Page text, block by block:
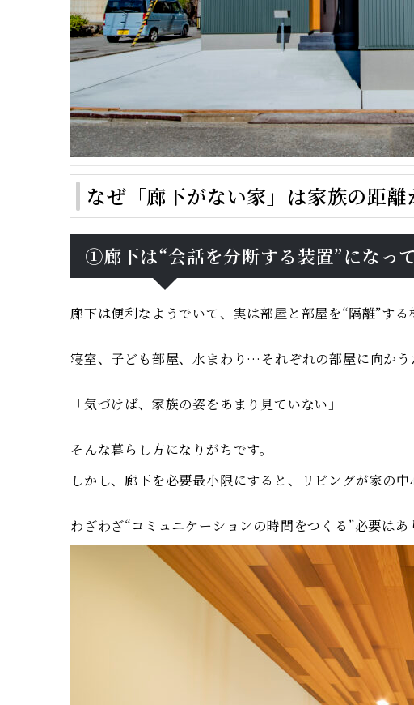
なぜ「廊下がない家」は家族の距離
①廊下は“会話を分断する装置”になっ
廊下は便利なようでいて、実は部屋と部屋を“隔離”する
寝室、子ども部屋、水まわり…それぞれの部屋に向か
「気づけば、家族の姿をあまり見ていない」
そんな暮らし方になりがちです。
しかし、廊下を必要最小限にすると、リビングが家の
わざわざ“コミュニケーションの時間をつくる”必要は